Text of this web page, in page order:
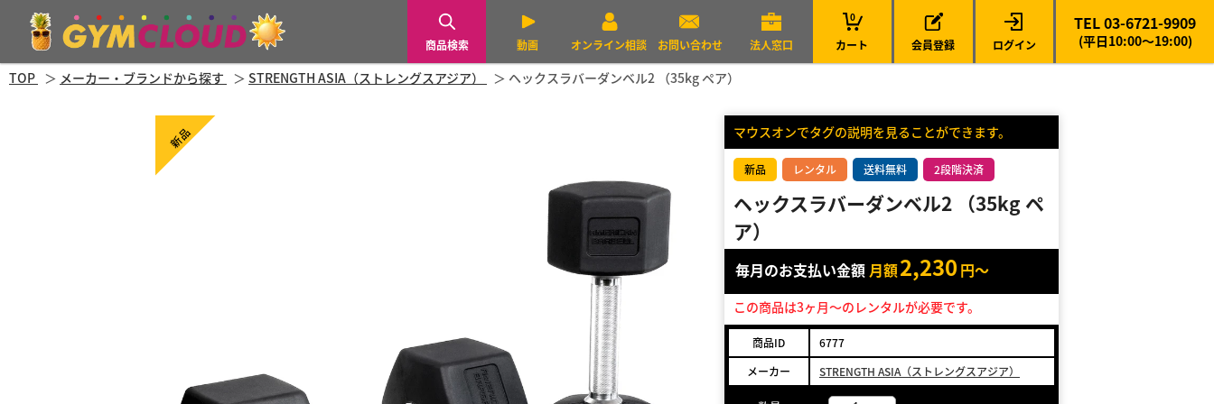
商品検索 動画 オンライン相談 お問い合わせ 法人窓口 カート
0
会員登録 ログイン
TEL 03-6721-9909
(平日10:00～19:00)
TOP メーカー・ブランドから探す STRENGTH ASIA（ストレングスアジア） ヘックスラバーダンベル2 （35kg ペア）
新品 マウスオンでタグの説明を見ることができます。
新品 レンタル 送料無料 2段階決済
ヘックスラバーダンベル2 （35kg ペ
ア）
毎月のお支払い金額 月額2,230 円～
この商品は3ヶ月～のレンタルが必要です。
商品ID
6777
メーカー
STRENGTH ASIA（ストレングスアジア）